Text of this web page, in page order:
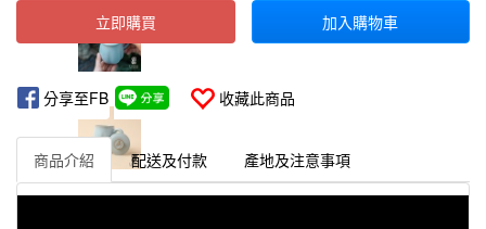
立即購買 加入購物車
分享至FB 收藏此商品
商品介紹 配送及付款 產地及注意事項